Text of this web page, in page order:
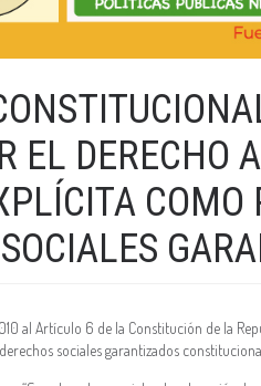
EL DERECHO
COMO
al Artículo 6 de la Constitución de la
sociales garantizados